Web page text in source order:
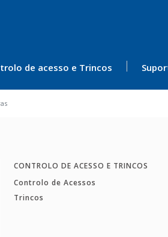
de acesso e Trincos
CONTROLO DE ACESSO E TRINCOS
Controlo de Acessos
Trincos